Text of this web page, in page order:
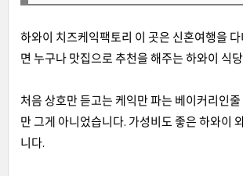
하와이 치즈케익팩토리 이 곳은 신혼여행을
면 누구나 맛집으로 추천을 해주는 하와이 식
처음 상호만 듣고는 케익만 파는 베이커리인줄
만 그게 아니었습니다. 가성비도 좋은 하와이
니다.